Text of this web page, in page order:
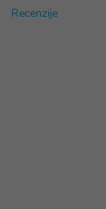
Recenzije